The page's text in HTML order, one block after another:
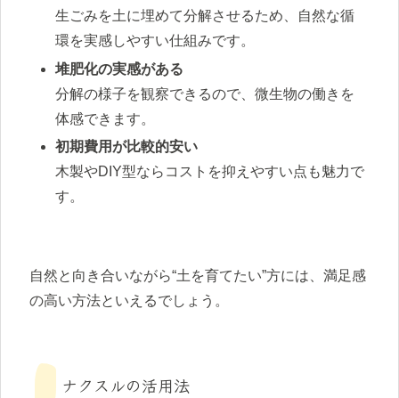
生ごみを土に埋めて分解させるため、自然な循
環を実感しやすい仕組みです。
堆肥化の実感がある
分解の様子を観察できるので、微生物の働きを
体感できます。
初期費用が比較的安い
木製やDIY型ならコストを抑えやすい点も魅力で
す。
自然と向き合いながら“土を育てたい”方には、満足感
の高い方法といえるでしょう。
ナクスルの活用法